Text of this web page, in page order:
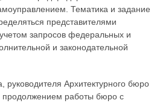
Тематика и задание
представителями
запросов федеральных и
и законодательной
Архитектурного бюро
продолжением работы бюро с